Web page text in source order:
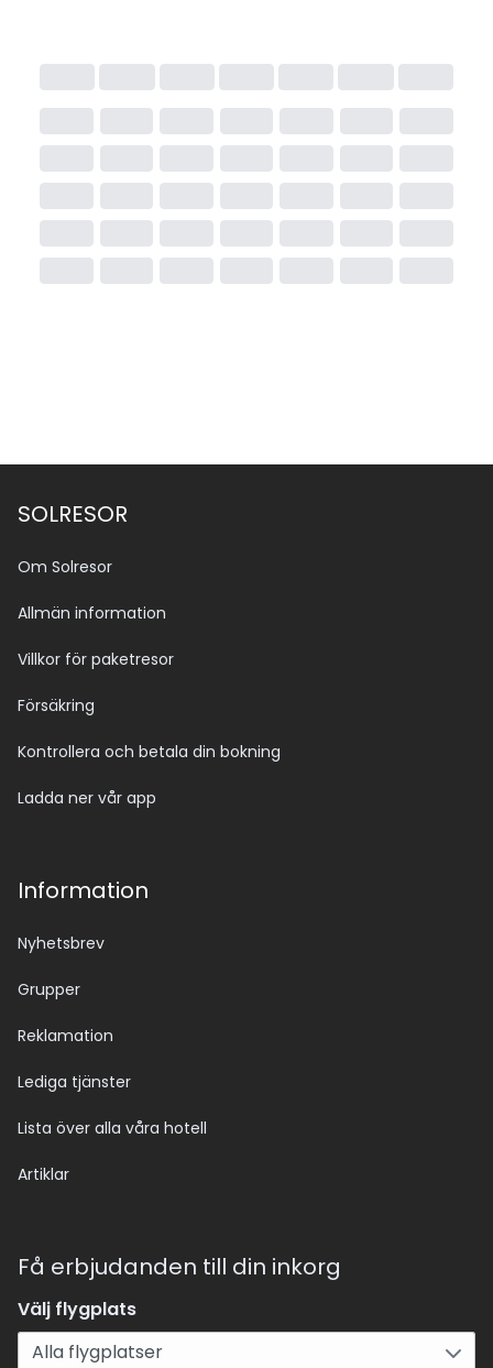
SOLRESOR
Om Solresor
Allmän information
Villkor för paketresor
Försäkring
Kontrollera och betala din bokning
Ladda ner vår app
Information
Nyhetsbrev
Grupper
Reklamation
Lediga tjänster
Lista över alla våra hotell
Artiklar
Få erbjudanden till din inkorg
Välj flygplats